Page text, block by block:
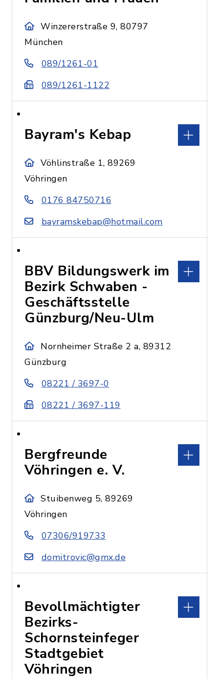
Winzererstraße 9, 80797
München
089/1261-01
089/1261-1122
Bayram's Kebap
Vöhlinstraße 1, 89269
Vöhringen
0176 84750716
bayramskebap@hotmail.com
BBV Bildungswerk im
Bezirk Schwaben -
Geschäftsstelle
Günzburg/Neu-Ulm
Nornheimer Straße 2 a, 89312
Günzburg
08221 / 3697-0
08221 / 3697-119
Bergfreunde
Vöhringen e. V.
Stuibenweg 5, 89269
Vöhringen
07306/919733
domitrovic@gmx.de
Bevollmächtigter
Bezirks-
Schornsteinfeger
Stadtgebiet
Vöhringen